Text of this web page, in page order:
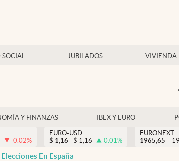
SOCIAL JUBILADOS VIVIENDA
Y FINANZAS IBEX Y EURO
-0.02%
EURO-USD
$ 1,16 $ 1,16 0.01%
EURONEXT
1965,65
Elecciones En España